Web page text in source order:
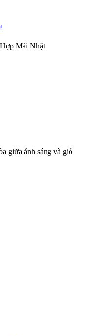
Mái Nhật
giữa ánh sáng và gió